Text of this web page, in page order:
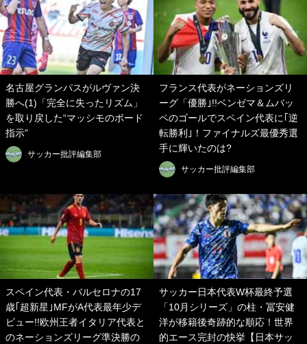
名古屋グランパスがルヴァン決
勝へ(1)「完全に失ったリズム」
を取り戻した“マッシモのボード
指示”
サッカー批評編集部
フランス代表がネーションズリ
ーグ「優勝｣!!ベンゼマ＆ムバッ
ペのゴールでスペイン代表に｢逆
転勝利｣！ファイナルズ最優秀選
手に輝いたのは?
サッカー批評編集部
スペイン代表・バルセロナの17
歳｢超新星｣MFがA代表最年少デ
ビュー!!欧州王者イタリア代表と
のネーションズリーグ準決勝の
サッカー日本代表W杯最終予選
「10月シリーズ」の柱・冨安健
洋が移籍後奇跡的な順応！世界
的エース完封の快挙【日本サッ